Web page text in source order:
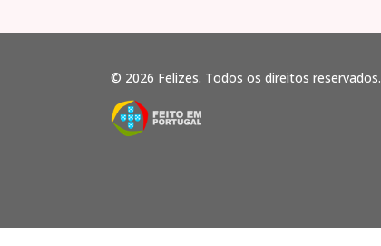
© 2026 Felizes. Todos os direitos reservados.